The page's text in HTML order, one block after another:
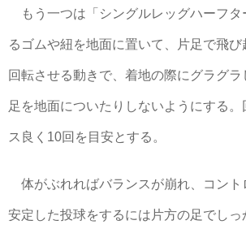
もう一つは「シングルレッグハーフタ
るゴムや紐を地面に置いて、片足で飛
回転させる動きで、着地の際にグラグ
足を地面についたりしないようにする
ス良く10回を目安とする。
体がぶれればバランスが崩れ、コント
安定した投球をするには片方の足でしっ